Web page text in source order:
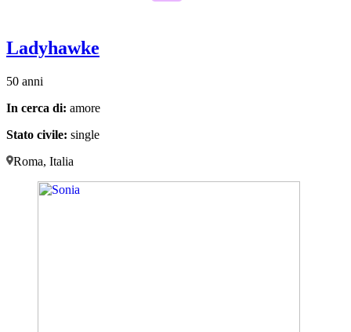
Ladyhawke
50 anni
In cerca di: amore
Stato civile: single
Roma, Italia